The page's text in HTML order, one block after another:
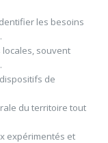
les besoins
souvent
de
du territoire tout
expérimentés et